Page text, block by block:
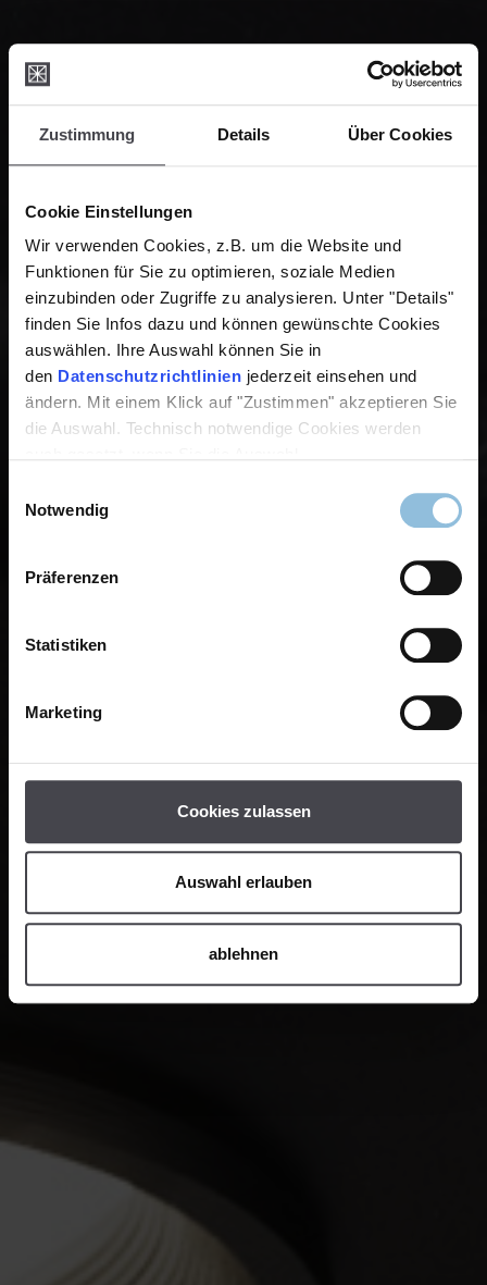
Zustimmung Details Über Cookies
Cookie Einstellungen
Wir verwenden Cookies, z.B. um die Website und
Funktionen für Sie zu optimieren, soziale Medien
einzubinden oder Zugriffe zu analysieren. Unter "Details"
finden Sie Infos dazu und können gewünschte Cookies
auswählen. Ihre Auswahl können Sie in
den Datenschutzrichtlinien jederzeit einsehen und
ändern. Mit einem Klick auf "Zustimmen" akzeptieren Sie
die Auswahl. Technisch notwendige Cookies werden
Notwendig
Präferenzen
Statistiken
Marketing
Cookies zulassen
Auswahl erlauben
ablehnen